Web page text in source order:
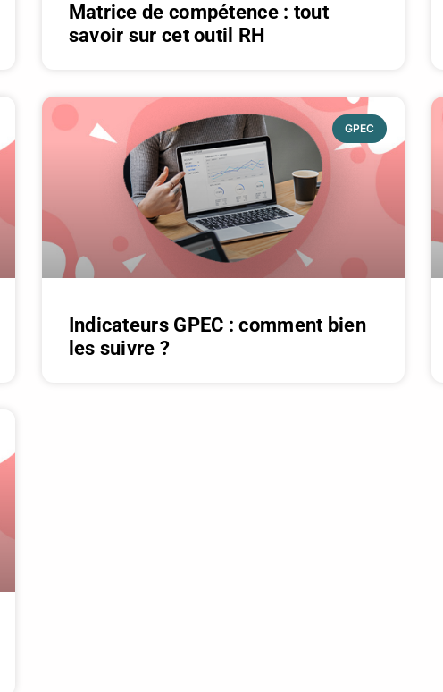
Matrice de compétence : tout
savoir sur cet outil RH
GPEC
Indicateurs GPEC : comment bien
les suivre ?